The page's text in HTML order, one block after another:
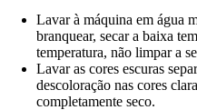
Lavar à máquina em água
branquear, secar a baixa
temperatura, não limpar a
Lavar as cores escuras
descoloração nas cores
completamente seco.